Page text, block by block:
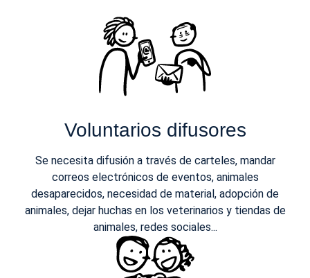
Voluntarios difusores
Se necesita difusión a través de carteles, mandar
correos electrónicos de eventos, animales
desaparecidos, necesidad de material, adopción de
animales, dejar huchas en los veterinarios y tiendas de
animales, redes sociales...